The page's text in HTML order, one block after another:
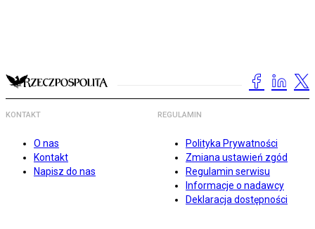
KONTAKT
O nas
Kontakt
Napisz do nas
REGULAMIN
Polityka Prywatności
Zmiana ustawień zgód
Regulamin serwisu
Informacje o nadawcy
Deklaracja dostępności